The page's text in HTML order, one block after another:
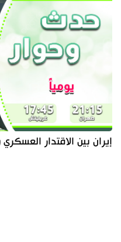
إيران بين الاقتدار